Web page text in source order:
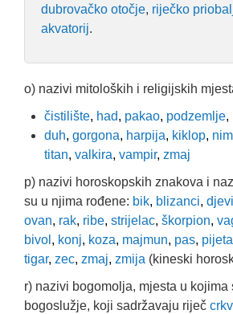
dubrovačko otočje, riječko
akvatorij.
o) nazivi mitoloških i religijskih
čistilište, had, pakao, podzemlje,
duh, gorgona, harpija, kiklop,
titan, valkira, vampir, zmaj
p) nazivi horoskopskih znakova i
su u njima rođene: bik, blizanci,
ovan, rak, ribe, strijelac, škorpion,
bivol , konj, koza, majmun, pas,
tigar, zec, zmaj, zmija (kineski
r) nazivi bogomolja, mjesta u kojima
bogoslužje, koji sadržavaju riječ